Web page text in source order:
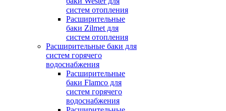
систем отопления
Расширительные
баки Zilmet для
систем отопления
Расширительные баки для
систем горячего
водоснабжения
Расширительные
баки Flamco для
систем горячего
водоснабжения